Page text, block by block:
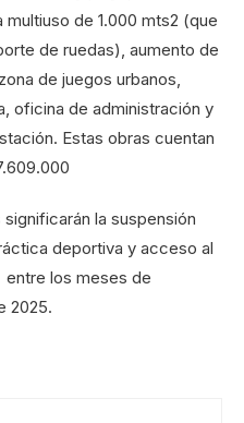
de 1.000 mts2 (que
de ruedas), aumento de
de juegos urbanos,
oficina de administración y
Estas obras cuentan
la suspensión
deportiva y acceso al
los meses de
2025.